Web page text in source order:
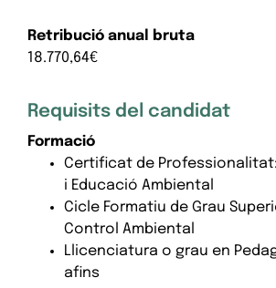
Retribució anual bruta
18.770,64€
Requisits del candidat
Formació
Certificat de
i Educació Ambiental
Cicle Formatiu de Grau
Control Ambiental
Llicenciatura o grau en
afins